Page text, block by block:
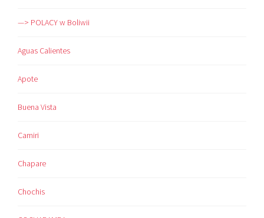
—> POLACY w Boliwii
Aguas Calientes
Apote
Buena Vista
Camiri
Chapare
Chochis